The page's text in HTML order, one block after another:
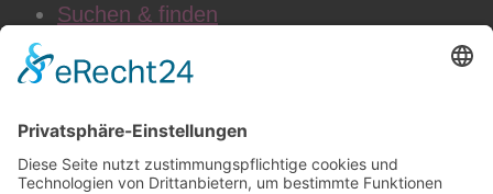
Suchen & finden
WEITERE INFOS
Datenschutz